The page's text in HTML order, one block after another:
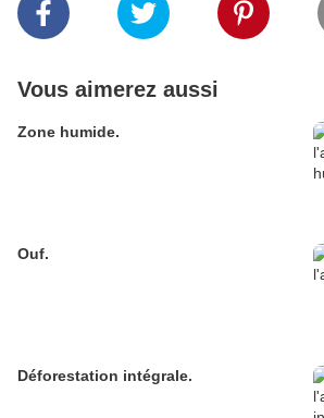
Vous aimerez aussi
Zone humide.
Ouf.
Déforestation intégrale.